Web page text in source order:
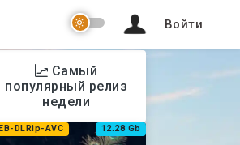
Войти
Самый
популярный релиз
недели
DLRip-AVC 12.28 Gb